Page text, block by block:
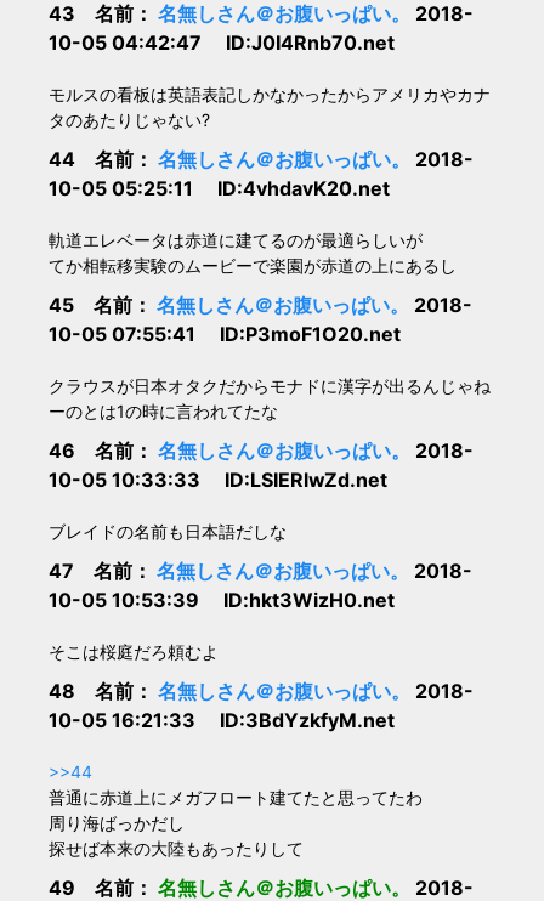
43 名前： 名無しさん＠お腹いっぱい。 2018-
10-05 04:42:47 ID:J0I4Rnb70.net
モルスの看板は英語表記しかなかったからアメリカやカナ
タのあたりじゃない?
44 名前： 名無しさん＠お腹いっぱい。 2018-
10-05 05:25:11 ID:4vhdavK20.net
軌道エレベータは赤道に建てるのが最適らしいが
てか相転移実験のムービーで楽園が赤道の上にあるし
45 名前： 名無しさん＠お腹いっぱい。 2018-
10-05 07:55:41 ID:P3moF1O20.net
クラウスが日本オタクだからモナドに漢字が出るんじゃね
ーのとは1の時に言われてたな
46 名前： 名無しさん＠お腹いっぱい。 2018-
10-05 10:33:33 ID:LSIERlwZd.net
ブレイドの名前も日本語だしな
47 名前： 名無しさん＠お腹いっぱい。 2018-
10-05 10:53:39 ID:hkt3WizH0.net
そこは桜庭だろ頼むよ
48 名前： 名無しさん＠お腹いっぱい。 2018-
10-05 16:21:33 ID:3BdYzkfyM.net
>>44
普通に赤道上にメガフロート建てたと思ってたわ
周り海ばっかだし
探せば本来の大陸もあったりして
49 名前： 名無しさん＠お腹いっぱい。 2018-